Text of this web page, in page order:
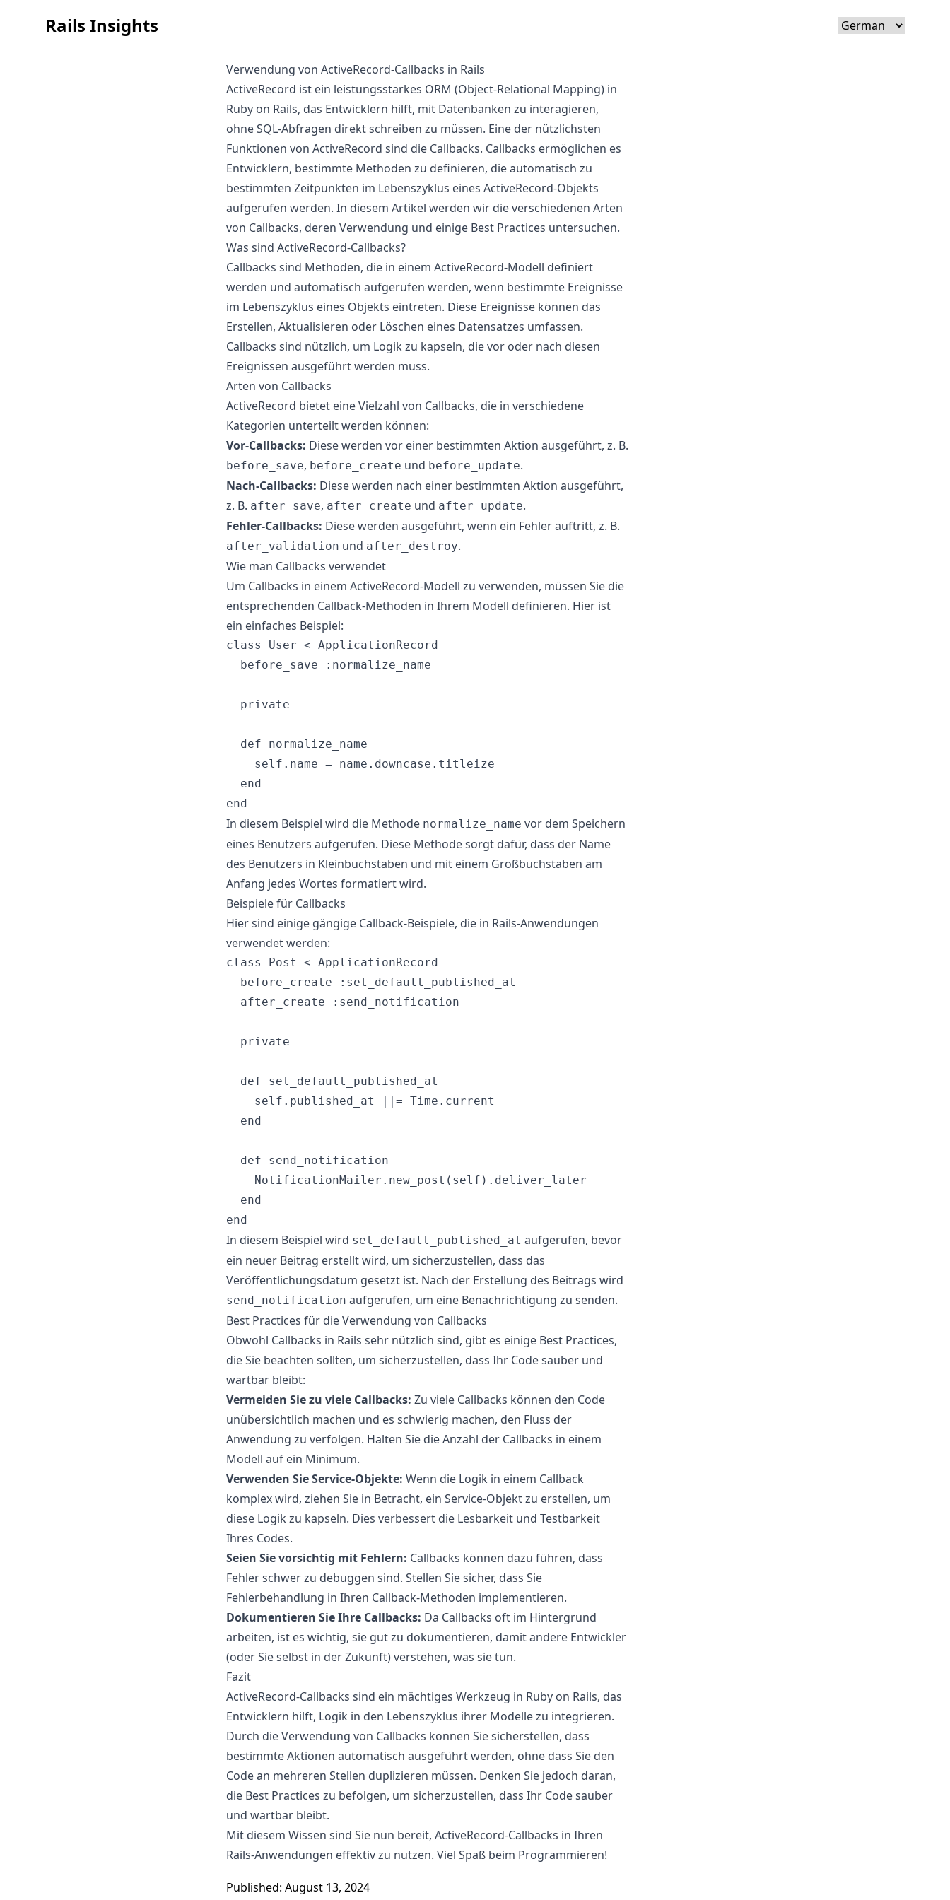
Rails Insights
Verwendung von ActiveRecord-Callbacks in Rails
ActiveRecord ist ein leistungsstarkes ORM (Object-Relational Mapping) in
Ruby on Rails, das Entwicklern hilft, mit Datenbanken zu interagieren,
ohne SQL-Abfragen direkt schreiben zu müssen. Eine der nützlichsten
Funktionen von ActiveRecord sind die Callbacks. Callbacks ermöglichen es
Entwicklern, bestimmte Methoden zu definieren, die automatisch zu
bestimmten Zeitpunkten im Lebenszyklus eines ActiveRecord-Objekts
aufgerufen werden. In diesem Artikel werden wir die verschiedenen Arten
von Callbacks, deren Verwendung und einige Best Practices untersuchen.
Was sind ActiveRecord-Callbacks?
Callbacks sind Methoden, die in einem ActiveRecord-Modell definiert
werden und automatisch aufgerufen werden, wenn bestimmte Ereignisse
im Lebenszyklus eines Objekts eintreten. Diese Ereignisse können das
Erstellen, Aktualisieren oder Löschen eines Datensatzes umfassen.
Callbacks sind nützlich, um Logik zu kapseln, die vor oder nach diesen
Ereignissen ausgeführt werden muss.
Arten von Callbacks
ActiveRecord bietet eine Vielzahl von Callbacks, die in verschiedene
Kategorien unterteilt werden können:
Vor-Callbacks: Diese werden vor einer bestimmten Aktion ausgeführt, z. B.
before_save, before_create und before_update.
Nach-Callbacks: Diese werden nach einer bestimmten Aktion ausgeführt,
z. B. after_save, after_create und after_update.
Fehler-Callbacks: Diese werden ausgeführt, wenn ein Fehler auftritt, z. B.
after_validation und after_destroy.
Wie man Callbacks verwendet
Um Callbacks in einem ActiveRecord-Modell zu verwenden, müssen Sie die
entsprechenden Callback-Methoden in Ihrem Modell definieren. Hier ist
ein einfaches Beispiel:
class User < ApplicationRecord
  before_save :normalize_name
  private
  def normalize_name
    self.name = name.downcase.titleize
  end
In diesem Beispiel wird die Methode normalize_name vor dem Speichern
eines Benutzers aufgerufen. Diese Methode sorgt dafür, dass der Name
des Benutzers in Kleinbuchstaben und mit einem Großbuchstaben am
Anfang jedes Wortes formatiert wird.
Beispiele für Callbacks
Hier sind einige gängige Callback-Beispiele, die in Rails-Anwendungen
verwendet werden:
class Post < ApplicationRecord
  before_create :set_default_published_at
  after_create :send_notification
  private
  def set_default_published_at
    self.published_at ||= Time.current
  end
  def send_notification
    NotificationMailer.new_post(self).deliver_later
  end
In diesem Beispiel wird set_default_published_at aufgerufen, bevor
ein neuer Beitrag erstellt wird, um sicherzustellen, dass das
Veröffentlichungsdatum gesetzt ist. Nach der Erstellung des Beitrags wird
send_notification aufgerufen, um eine Benachrichtigung zu senden.
Best Practices für die Verwendung von Callbacks
Obwohl Callbacks in Rails sehr nützlich sind, gibt es einige Best Practices,
die Sie beachten sollten, um sicherzustellen, dass Ihr Code sauber und
wartbar bleibt:
Vermeiden Sie zu viele Callbacks: Zu viele Callbacks können den Code
unübersichtlich machen und es schwierig machen, den Fluss der
Anwendung zu verfolgen. Halten Sie die Anzahl der Callbacks in einem
Modell auf ein Minimum.
Verwenden Sie Service-Objekte: Wenn die Logik in einem Callback
komplex wird, ziehen Sie in Betracht, ein Service-Objekt zu erstellen, um
diese Logik zu kapseln. Dies verbessert die Lesbarkeit und Testbarkeit
Ihres Codes.
Seien Sie vorsichtig mit Fehlern: Callbacks können dazu führen, dass
Fehler schwer zu debuggen sind. Stellen Sie sicher, dass Sie
Fehlerbehandlung in Ihren Callback-Methoden implementieren.
Dokumentieren Sie Ihre Callbacks: Da Callbacks oft im Hintergrund
arbeiten, ist es wichtig, sie gut zu dokumentieren, damit andere Entwickler
(oder Sie selbst in der Zukunft) verstehen, was sie tun.
Fazit
ActiveRecord-Callbacks sind ein mächtiges Werkzeug in Ruby on Rails, das
Entwicklern hilft, Logik in den Lebenszyklus ihrer Modelle zu integrieren.
Durch die Verwendung von Callbacks können Sie sicherstellen, dass
bestimmte Aktionen automatisch ausgeführt werden, ohne dass Sie den
Code an mehreren Stellen duplizieren müssen. Denken Sie jedoch daran,
die Best Practices zu befolgen, um sicherzustellen, dass Ihr Code sauber
und wartbar bleibt.
Mit diesem Wissen sind Sie nun bereit, ActiveRecord-Callbacks in Ihren
Rails-Anwendungen effektiv zu nutzen. Viel Spaß beim Programmieren!
Published: August 13, 2024